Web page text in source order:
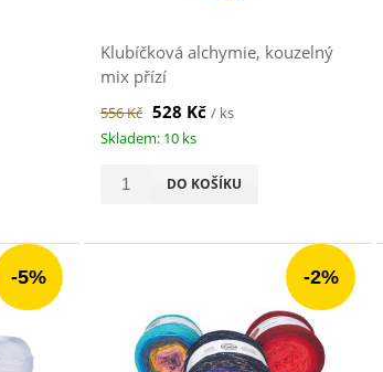
Klubíčková alchymie, kouzelný
mix přízí
556 Kč 528 Kč / ks
Skladem: 10 ks
DO KOŠÍKU
-5% -2%